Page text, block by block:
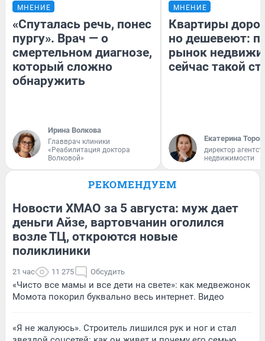
МНЕНИЕ
«Спуталась речь, понес
пургу». Врач — о
смертельном диагнозе,
который сложно
обнаружить
Ирина Волкова
Главврач клиники
«Реабилитация доктора
Волковой»
МНЕНИЕ
Квартиры
но дешевеют:
рынок
сейчас такой
Екатерина
директор
недвижимости
РЕКОМЕНДУЕМ
Новости ХМАО за 5 августа: муж дает
деньги Айзе, вартовчанин оголился
возле ТЦ, откроются новые
поликлиники
21 час 11 275 Обсудить
«Чисто все мамы и все дети на свете»: как медвежонок
Момота покорил буквально весь интернет. Видео
«Я не жалуюсь». Строитель лишился рук и ног и стал